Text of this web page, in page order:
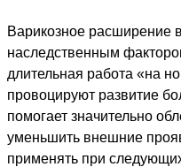
Варикозное расширение
наследственным
длительная работа «на
провоцируют развитие
помогает значительно
уменьшить внешние
применять при